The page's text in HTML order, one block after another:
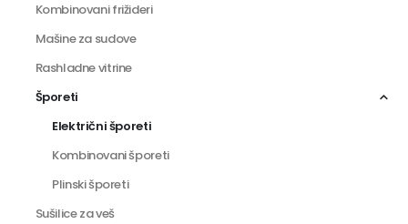
Kombinovani frižideri
Mašine za sudove
Rashladne vitrine
Šporeti
Električni šporeti
Kombinovani šporeti
Plinski šporeti
Sušilice za veš